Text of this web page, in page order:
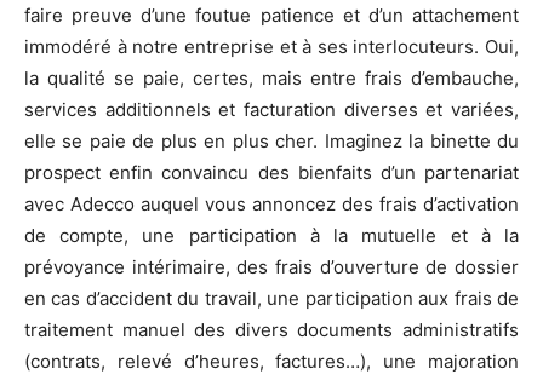
faire preuve d’une foutue patience et d’un attachement
immodéré à notre entreprise et à ses interlocuteurs. Oui,
la qualité se paie, certes, mais entre frais d’embauche,
services additionnels et facturation diverses et variées,
elle se paie de plus en plus cher. Imaginez la binette du
prospect enfin convaincu des bienfaits d’un partenariat
avec Adecco auquel vous annoncez des frais d’activation
de compte, une participation à la mutuelle et à la
prévoyance intérimaire, des frais d’ouverture de dossier
en cas d’accident du travail, une participation aux frais de
traitement manuel des divers documents administratifs
(contrats, relevé d’heures, factures…), une majoration